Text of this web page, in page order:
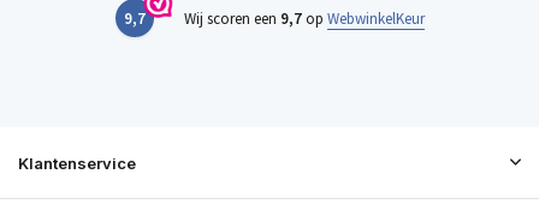
9,7 Wij scoren een 9,7op WebwinkelKeur
Klantenservice